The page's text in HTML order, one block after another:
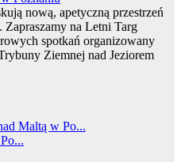
nową, apetyczną przestrzeń
na Letni Targ
spotkań organizowany
Ziemnej nad Jeziorem
Maltą w Po...